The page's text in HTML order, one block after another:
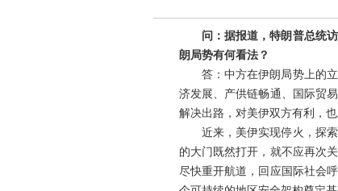
问：据报道，特朗普总统
朗局势有何看法？
答：中方在伊朗局势上的
济发展、产供链畅通、国际贸
解决出路，对美伊双方有利，
近来，美伊实现停火，探
的大门既然打开，就不应再次
尽快重开航道，回应国际社会